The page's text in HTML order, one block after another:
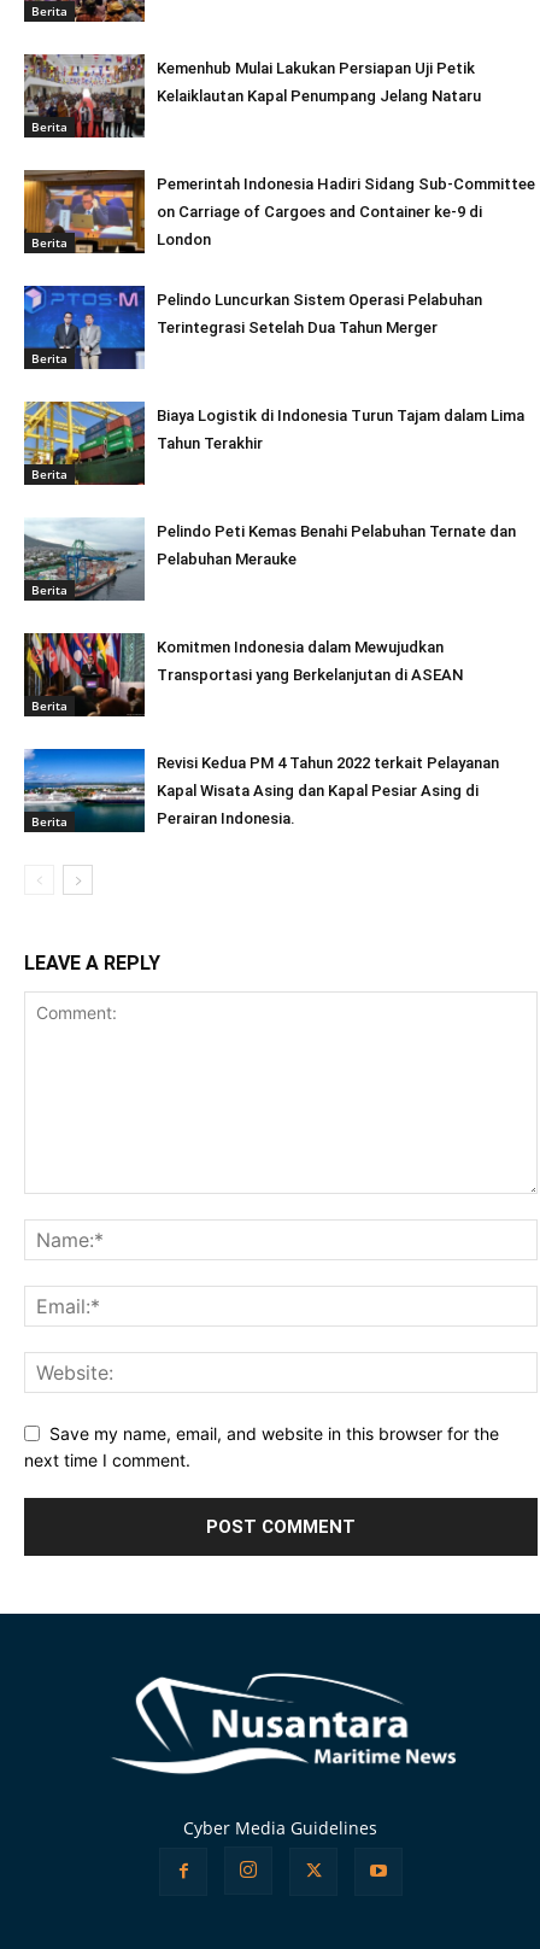
Berita
Berita
Kemenhub Mulai Lakukan Persiapan Uji Petik
Kelaiklautan Kapal Penumpang Jelang Nataru
Berita
Pemerintah Indonesia Hadiri Sidang Sub-Committee
on Carriage of Cargoes and Container ke-9 di
London
Berita
Pelindo Luncurkan Sistem Operasi Pelabuhan
Terintegrasi Setelah Dua Tahun Merger
Berita
Biaya Logistik di Indonesia Turun Tajam dalam Lima
Tahun Terakhir
Berita
Pelindo Peti Kemas Benahi Pelabuhan Ternate dan
Pelabuhan Merauke
Berita
Komitmen Indonesia dalam Mewujudkan
Transportasi yang Berkelanjutan di ASEAN
Berita
Revisi Kedua PM 4 Tahun 2022 terkait Pelayanan
Kapal Wisata Asing dan Kapal Pesiar Asing di
Perairan Indonesia.
LEAVE A REPLY
Save my name, email, and website in this browser for the
next time I comment.
Cyber Media Guidelines